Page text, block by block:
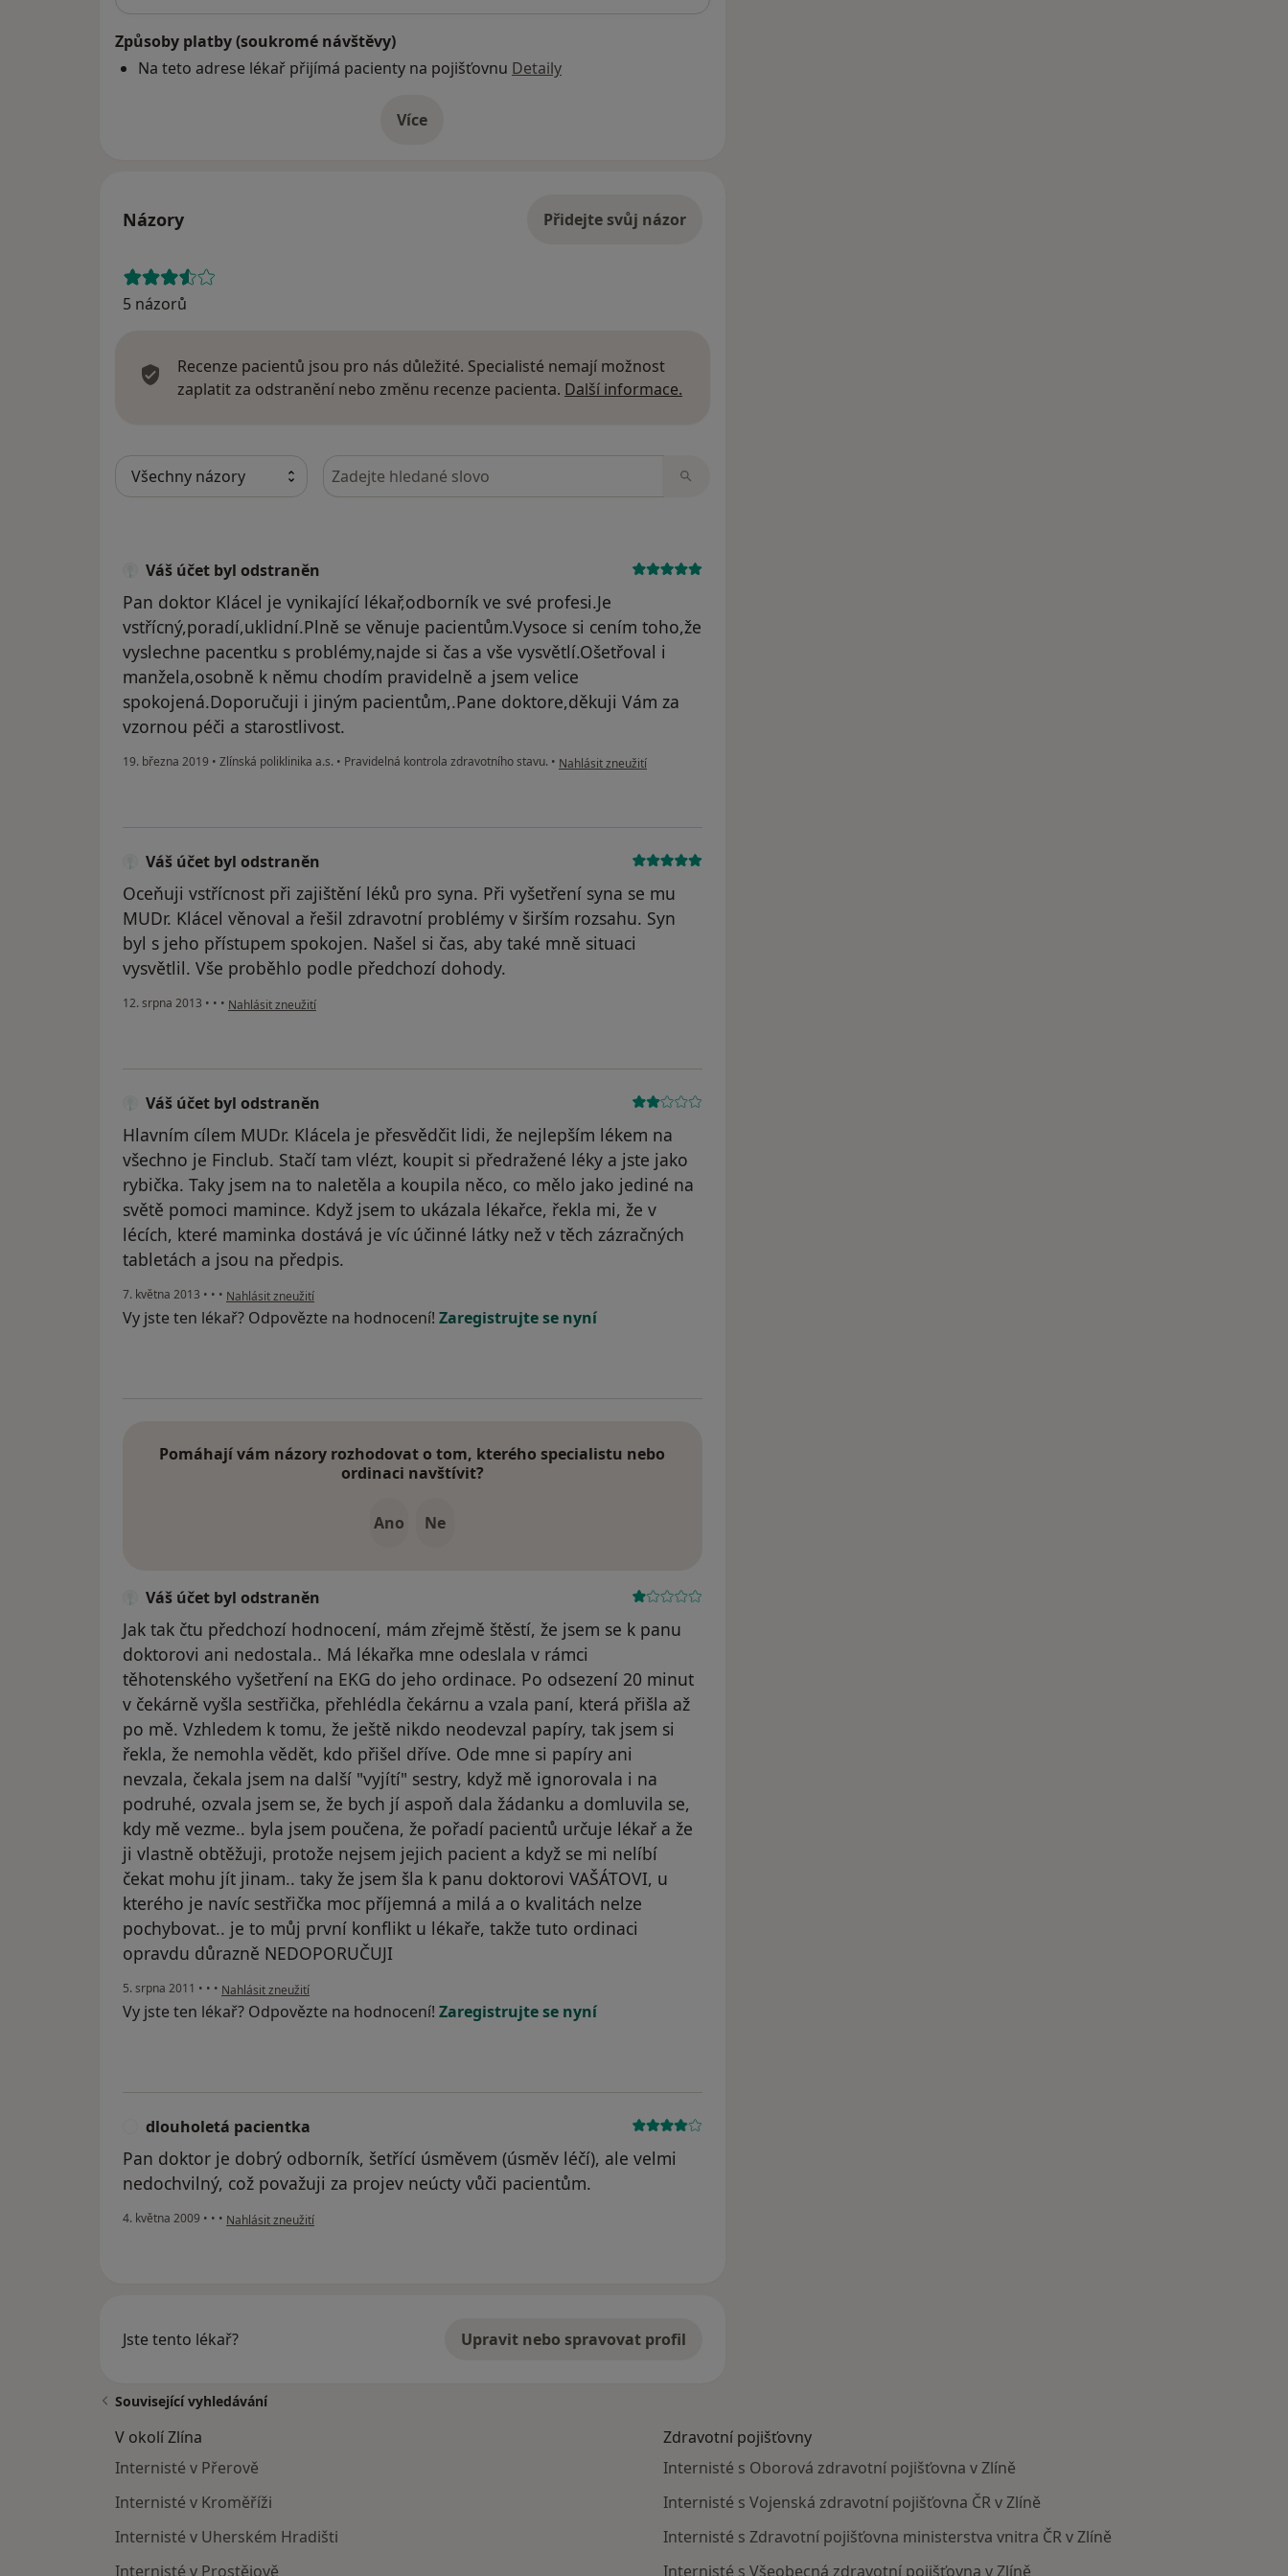
Způsoby platby (soukromé návštěvy)
Na teto adrese lékař přijímá pacienty na pojišťovnu Detaily
Víceo adrese
Názory Přidejte svůj názor
5 názorů
Recenze pacientů jsou pro nás důležité. Specialisté nemají možnost
zaplatit za odstranění nebo změnu recenze pacienta. Další informace.
Hledejte v názorech
Váš účet byl odstraněn
Pan doktor Klácel je vynikající lékař,odborník ve své profesi.Je
vstřícný,poradí,uklidní.Plně se věnuje pacientům.Vysoce si cením toho,že
vyslechne pacentku s problémy,najde si čas a vše vysvětlí.Ošetřoval i
manžela,osobně k němu chodím pravidelně a jsem velice
spokojená.Doporučuji i jiným pacientům,.Pane doktore,děkuji Vám za
vzornou péči a starostlivost.
19. března 2019 • Zlínská poliklinika a.s. • Pravidelná kontrola zdravotního stavu. • podle názoru uživatele Váš účet byl odstraněn
Nahlásit zneužití
Váš účet byl odstraněn
Oceňuji vstřícnost při zajištění léků pro syna. Při vyšetření syna se mu
MUDr. Klácel věnoval a řešil zdravotní problémy v širším rozsahu. Syn
byl s jeho přístupem spokojen. Našel si čas, aby také mně situaci
vysvětlil. Vše proběhlo podle předchozí dohody.
12. srpna 2013 • • • podle názoru uživatele Váš účet byl odstraněn
Nahlásit zneužití
Váš účet byl odstraněn
Hlavním cílem MUDr. Klácela je přesvědčit lidi, že nejlepším lékem na
všechno je Finclub. Stačí tam vlézt, koupit si předražené léky a jste jako
rybička. Taky jsem na to naletěla a koupila něco, co mělo jako jediné na
světě pomoci mamince. Když jsem to ukázala lékařce, řekla mi, že v
lécích, které maminka dostává je víc účinné látky než v těch zázračných
tabletách a jsou na předpis.
7. května 2013 • • • podle názoru uživatele Váš účet byl odstraněn
Nahlásit zneužití
Vy jste ten lékař? Odpovězte na hodnocení! Zaregistrujte se nyní
Pomáhají vám názory rozhodovat o tom, kterého specialistu nebo
ordinaci navštívit?
Ano Ne
Váš účet byl odstraněn
Jak tak čtu předchozí hodnocení, mám zřejmě štěstí, že jsem se k panu
doktorovi ani nedostala.. Má lékařka mne odeslala v rámci
těhotenského vyšetření na EKG do jeho ordinace. Po odsezení 20 minut
v čekárně vyšla sestřička, přehlédla čekárnu a vzala paní, která přišla až
po mě. Vzhledem k tomu, že ještě nikdo neodevzal papíry, tak jsem si
řekla, že nemohla vědět, kdo přišel dříve. Ode mne si papíry ani
nevzala, čekala jsem na další "vyjítí" sestry, když mě ignorovala i na
podruhé, ozvala jsem se, že bych jí aspoň dala žádanku a domluvila se,
kdy mě vezme.. byla jsem poučena, že pořadí pacientů určuje lékař a že
ji vlastně obtěžuji, protože nejsem jejich pacient a když se mi nelíbí
čekat mohu jít jinam.. taky že jsem šla k panu doktorovi VAŠÁTOVI, u
kterého je navíc sestřička moc příjemná a milá a o kvalitách nelze
pochybovat.. je to můj první konflikt u lékaře, takže tuto ordinaci
opravdu důrazně NEDOPORUČUJI
5. srpna 2011 • • • podle názoru uživatele Váš účet byl odstraněn
Nahlásit zneužití
Vy jste ten lékař? Odpovězte na hodnocení! Zaregistrujte se nyní
dlouholetá pacientka
Pan doktor je dobrý odborník, šetřící úsměvem (úsměv léčí), ale velmi
nedochvilný, což považuji za projev neúcty vůči pacientům.
4. května 2009 • • • podle názoru uživatele dlouholetá pacientka
Nahlásit zneužití
Jste tento lékař? Upravit nebo spravovat profil
Související vyhledávání
V okolí Zlína
Internisté v Přerově
Internisté v Kroměříži
Internisté v Uherském Hradišti
Internisté v Prostějově
Zdravotní pojišťovny
Internisté s Oborová zdravotní pojišťovna v Zlíně
Internisté s Vojenská zdravotní pojišťovna ČR v Zlíně
Internisté s Zdravotní pojišťovna ministerstva vnitra ČR v Zlíně
Internisté s Všeobecná zdravotní pojišťovna v Zlíně